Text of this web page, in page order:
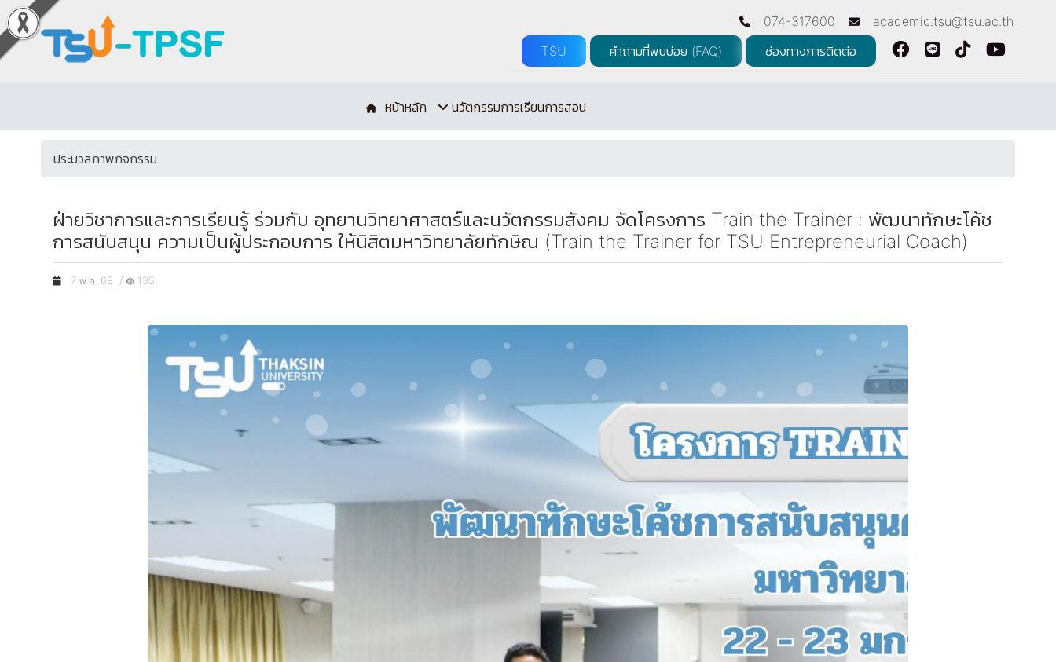
074-317600
academic.tsu@tsu.ac.th
TSU
คำถามที่พบบ่อย (FAQ) ช่องทางการติดต่อ
หน้าหลัก นวัตกรรมการเรียนการสอน
ประมวลภาพกิจกรรม
ฝ่ายวิชาการและการเรียนรู้ ร่วมกับ อุทยานวิทยาศาสตร์และนวัตกรรมสังคม จัดโครงการ Train the Trainer : พัฒนาทักษะโค้ช
การสนับสนุน ความเป็นผู้ประกอบการ ให้นิสิตมหาวิทยาลัยทักษิณ (Train the Trainer for TSU Entrepreneurial Coach)
7 พ.ค. 68 / 135